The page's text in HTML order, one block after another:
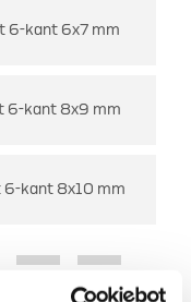
6-kant 6x7 mm
6-kant 8x9 mm
6-kant 8x10 mm